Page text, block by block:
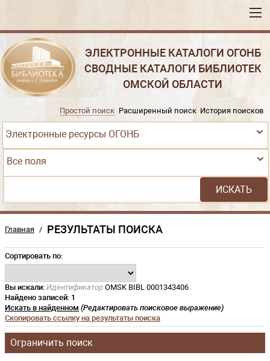
ЭЛЕКТРОННЫЕ КАТАЛОГИ ОГОНБ
СВОДНЫЕ КАТАЛОГИ БИБЛИОТЕК
ОМСКОЙ ОБЛАСТИ
Электронные ресурсы ОГОНБ
Простой поиск Расширенный поиск История поисков
Все поля
Главная / РЕЗУЛЬТАТЫ ПОИСКА
Сортировать по:
Вы искали: Идентификатор OMSK BIBL 0001343406
Найдено записей: 1
Искать в найденном (Редактировать поисковое выражение)
Скопировать ссылку на результаты поиска
Ограничить поиск